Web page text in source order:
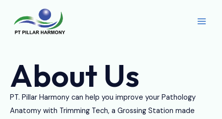
content
About Us
PT. Pillar Harmony can help you improve your Pathology
Anatomy with Trimming Tech, a Grossing Station made